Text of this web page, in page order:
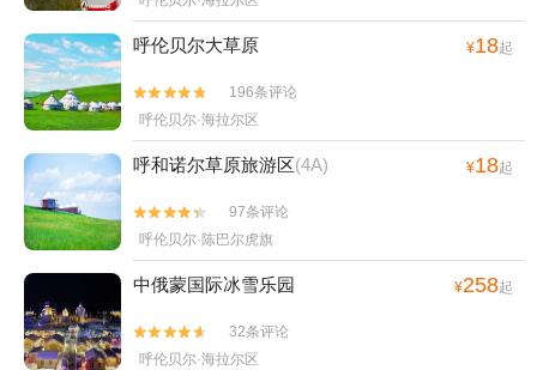
呼伦贝尔大草原 ¥18起


196条评论
呼伦贝尔·海拉尔区
呼和诺尔草原旅游区(4A) ¥18起


97条评论
呼伦贝尔·陈巴尔虎旗
中俄蒙国际冰雪乐园 ¥258起


32条评论
呼伦贝尔·海拉尔区